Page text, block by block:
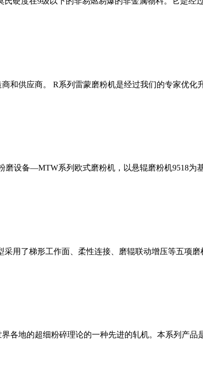
和供应商。 R系列雷蒙磨粉机是经过我们的专家优化
设备—MTW系列欧式磨粉机，以悬辊磨粉机9518为
用了梯形工作面、柔性连接、磨辊联动增压等五项
各地的超细粉碎理论的一种先进的轧机。本系列产品